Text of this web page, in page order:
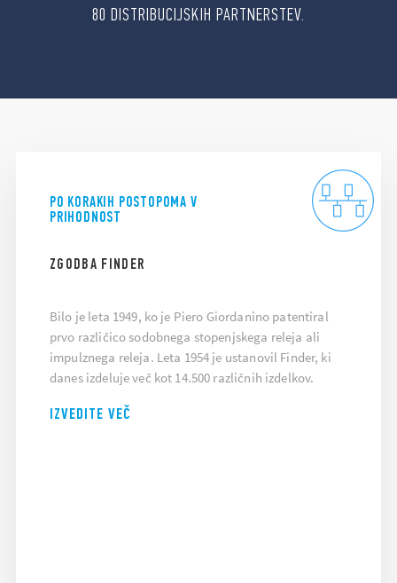
80 DISTRIBUCIJSKIH PARTNERSTEV.
PO KORAKIH POSTOPOMA V
PRIHODNOST
ZGODBA FINDER
Bilo je leta 1949, ko je Piero Giordanino patentiral
prvo različico sodobnega stopenjskega releja ali
impulznega releja. Leta 1954 je ustanovil Finder, ki
danes izdeluje več kot 14.500 različnih izdelkov.
IZVEDITE VEČ